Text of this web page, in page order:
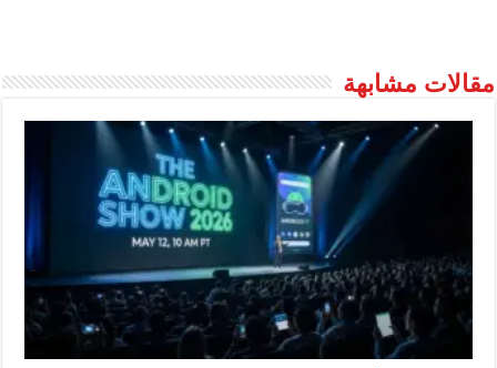
مقالات مشابهة